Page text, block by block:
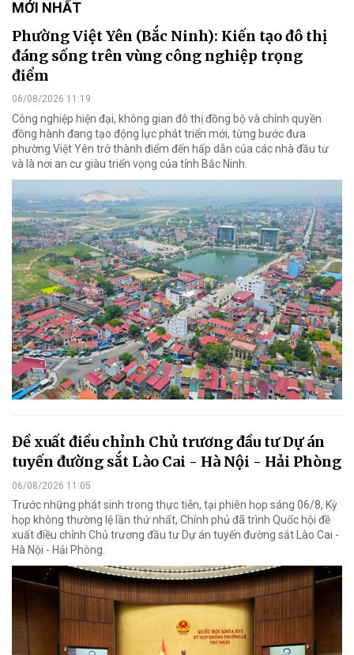
MỚI NHẤT
Phường Việt Yên (Bắc Ninh): Kiến tạo đô thị
đáng sống trên vùng công nghiệp trọng
điểm
06/08/2026 11:19
Công nghiệp hiện đại, không gian đô thị đồng bộ và chính quyền
đồng hành đang tạo động lực phát triển mới, từng bước đưa
phường Việt Yên trở thành điểm đến hấp dẫn của các nhà đầu tư
và là nơi an cư giàu triển vọng của tỉnh Bắc Ninh.
Đề xuất điều chỉnh Chủ trương đầu tư Dự án
tuyến đường sắt Lào Cai - Hà Nội - Hải Phòng
06/08/2026 11:05
Trước những phát sinh trong thực tiễn, tại phiên họp sáng 06/8, Kỳ
họp không thường lệ lần thứ nhất, Chính phủ đã trình Quốc hội đề
xuất điều chỉnh Chủ trương đầu tư Dự án tuyến đường sắt Lào Cai -
Hà Nội - Hải Phòng.